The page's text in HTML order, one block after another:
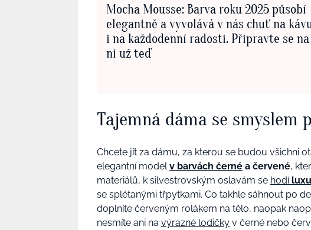
Mocha Mousse: Barva roku 2025 působí
elegantně a vyvolává v nás chuť na
i na každodenní radosti. Připravte se na
ni už teď
Tajemná dáma se smyslem
Chcete jít za dámu, za kterou se budou všichni
elegantní modelv barvách černé a červené,
materiálů, k silvestrovským oslavám se hodí
se splétanými třpytkami. Co takhle sáhnout po
doplníte červeným rolákem na tělo, naopak
nesmíte ani na výrazné lodičky v černé nebo